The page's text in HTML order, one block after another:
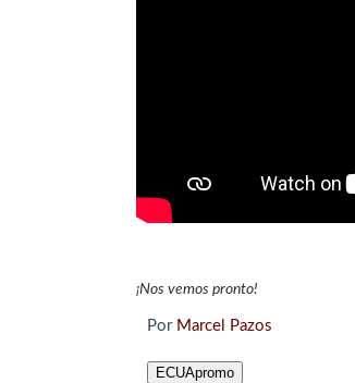
¡Nos vemos pronto!
Por Marcel Pazos
ECUApromo